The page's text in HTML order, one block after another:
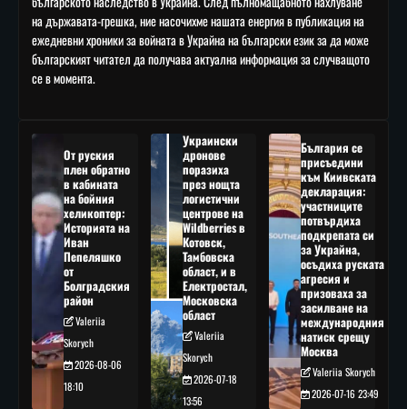
на държавата-грешка, ние насочихме нашата енергия в публикация на
ежедневни хроники за войната в Украйна на български език за да може
българският читател да получава актуална информация за случващото
се в момента.
От руския
плен обратно
в кабината
на бойния
хеликоптер:
Историята на
Иван
Пепеляшко
от
Болградския
район
Valeriia
Skorych
2026-08-06
18:10
Украински
дронове
поразиха
през нощта
логистични
центрове на
Wildberries в
Котовск,
Тамбовска
област, и в
Електростал,
Московска
област
Valeriia
Skorych
2026-07-18
13:56
България се
присъедини
към Киивската
декларация:
участниците
потвърдиха
подкрепата си
за Украйна,
осъдиха руската
агресия и
призоваха за
засилване на
международния
натиск срещу
Москва
Valeriia Skorych
2026-07-16 23:49